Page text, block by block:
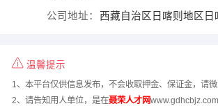
公司地址： 西藏自治区日喀则地区日
温馨提示
1、本平台仅供信息发布，不会收取押金、保证金，请微
2、请告知用人单位，是在聂荣人才网